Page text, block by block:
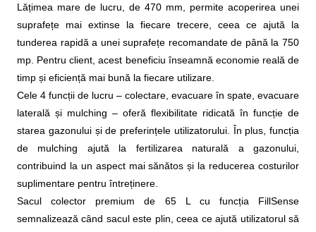
Lățimea mare de lucru, de 470 mm, permite acoperirea unei
suprafețe mai extinse la fiecare trecere, ceea ce ajută la
tunderea rapidă a unei suprafețe recomandate de până la 750
mp. Pentru client, acest beneficiu înseamnă economie reală de
timp și eficiență mai bună la fiecare utilizare.
Cele 4 funcții de lucru – colectare, evacuare în spate, evacuare
laterală și mulching – oferă flexibilitate ridicată în funcție de
starea gazonului și de preferințele utilizatorului. În plus, funcția
de mulching ajută la fertilizarea naturală a gazonului,
contribuind la un aspect mai sănătos și la reducerea costurilor
suplimentare pentru întreținere.
Sacul colector premium de 65 L cu funcția FillSense
semnalizează când sacul este plin, ceea ce ajută utilizatorul să